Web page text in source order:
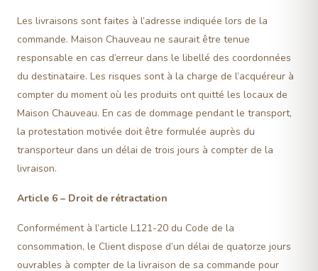
Les livraisons sont faites à l’adresse indiquée lors de la
commande. Maison Chauveau ne saurait être tenue
responsable en cas d’erreur dans le libellé des coordonnées
du destinataire. Les risques sont à la charge de l’acquéreur à
compter du moment où les produits ont quitté les locaux de
Maison Chauveau. En cas de dommage pendant le transport,
la protestation motivée doit être formulée auprès du
transporteur dans un délai de trois jours à compter de la
livraison.
Article 6 – Droit de rétractation
Conformément à l’article L121-20 du Code de la
consommation, le Client dispose d’un délai de quatorze jours
ouvrables à compter de la livraison de sa commande pour